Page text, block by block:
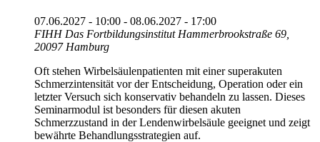
07.06.2027 - 10:00 - 08.06.2027 - 17:00
FIHH Das Fortbildungsinstitut Hammerbrookstraße 69,
20097 Hamburg
Oft stehen Wirbelsäulenpatienten mit einer superakuten
Schmerzintensität vor der Entscheidung, Operation oder ein
letzter Versuch sich konservativ behandeln zu lassen. Dieses
Seminarmodul ist besonders für diesen akuten
Schmerzzustand in der Lendenwirbelsäule geeignet und zeigt
bewährte Behandlungsstrategien auf.